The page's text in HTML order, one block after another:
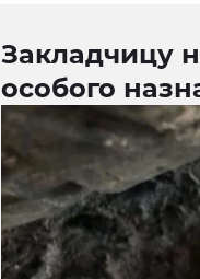
Закладчицу
особого